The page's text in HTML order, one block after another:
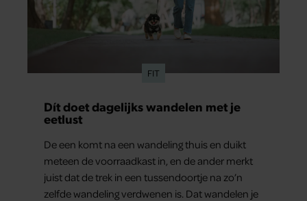
FIT
Dít doet dagelijks wandelen met je
eetlust
De een komt na een wandeling thuis en duikt
meteen de voorraadkast in, en de ander merkt
juist dat de trek in een tussendoortje na zo’n
zelfde wandeling verdwenen is. Dat wandelen je